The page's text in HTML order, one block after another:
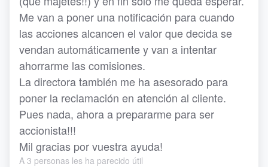
Me van a poner una notificación para cuando
las acciones alcancen el valor que decida se
vendan automáticamente y van a intentar
ahorrarme las comisiones.
La directora también me ha asesorado para
poner la reclamación en atención al cliente.
Pues nada, ahora a prepararme para ser
accionista!!!
Mil gracias por vuestra ayuda!
A 3 personas les ha parecido útil